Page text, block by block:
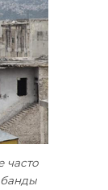
часто